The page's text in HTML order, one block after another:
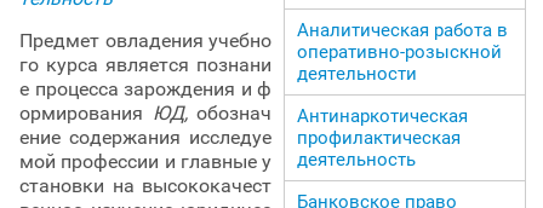
Предмет овладения учебно
го курса является познани
е процесса зарождения и ф
ормирования ЮД,обознач
ение содержания исследуе
мой профессии и главные у
становки на высококачест
Аналитическая работа в
оперативно-розыскной
деятельности
Антинаркотическая
профилактическая
деятельность
Банковское право